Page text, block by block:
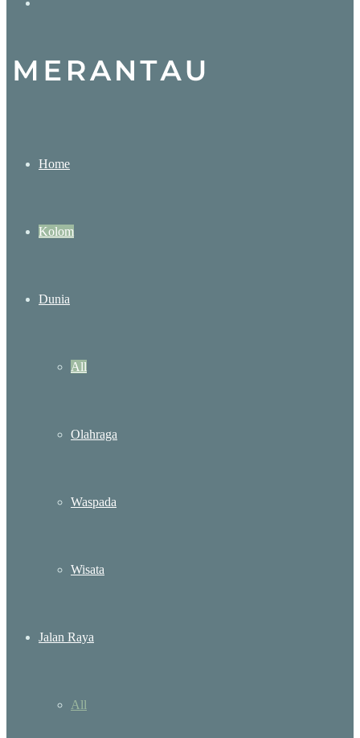
for
Home
Kolom
Dunia
All
Olahraga
Waspada
Wisata
Jalan Raya
All